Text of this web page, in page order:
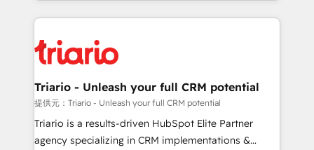
clients.” - Brian Garvey, VP, Solutions Partner
Program, HubSpot.
pourquoi, nos experts sont à la fois capables de
référencement, votre stratégie digitale et le pilotage
et l'intégration d'HubSpot ! Les grandes phases d'un
projet HubSpot avec DIGITALISIM : 🧽 Nettoyage,
migration et intégration des bases de données. 🚀
Développement des interfaces avec vos logiciels
Triario - Unleash your full CRM potential
提供元：Triario - Unleash your full CRM potential
Triario is a results-driven HubSpot Elite Partner
agency specializing in CRM implementations &